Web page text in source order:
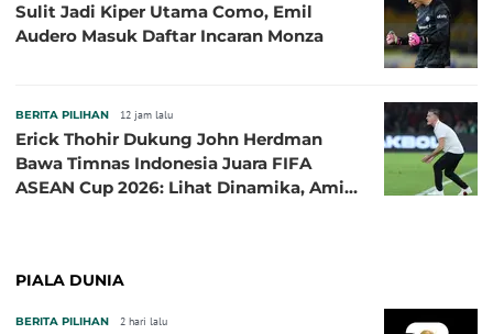
Sulit Jadi Kiper Utama Como, Emil
Audero Masuk Daftar Incaran Monza
BERITA PILIHAN 12 jam lalu
Erick Thohir Dukung John Herdman
Bawa Timnas Indonesia Juara FIFA
ASEAN Cup 2026: Lihat Dinamika, Amit-
PIALA DUNIA
BERITA PILIHAN 2 hari lalu